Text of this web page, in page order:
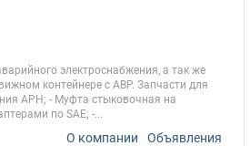
электроснабжения, а так же
контейнере с АВР. Запчасти для
АРН; - Муфта стыковочная на
по SAE; -...
О компании Объявления